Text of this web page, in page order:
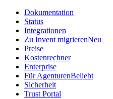
Dokumentation
Status
Integrationen
Zu Invent migrierenNeu
Preise
Kostenrechner
Enterprise
Für AgenturenBeliebt
Sicherheit
Trust Portal